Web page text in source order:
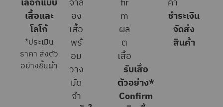
เสื้อและ
โลโก้
*ประเมิน
ราคา ส่งตัว
อย่างชิ้นผ้า
รับเสื้อ
ตัวอย่าง*
Confirm
ชำระเงิน
จัดส่ง
สินค้า